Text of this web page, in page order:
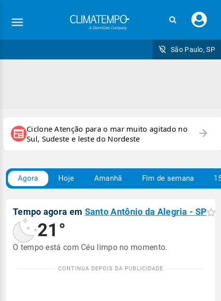
seu
São Paulo, SP
newspaper Ciclone Atenção para o mar muito agitado no
Sul, Sudeste e leste do Nordeste
arrow_forward
Agora Hoje Amanhã Fim de semana
Tempo agora em Santo Antônio da Alegria - SP
21°
O tempo está com Céu limpo no momento.